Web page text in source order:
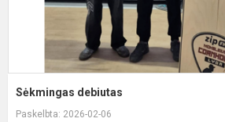
Sėkmingas debiutas
Paskelbta: 2026-02-06